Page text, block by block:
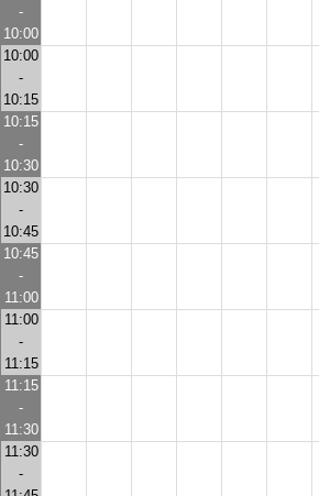
-
10:00
10:00
-
10:15
10:15
-
10:30
10:30
-
10:45
10:45
-
11:00
11:00
-
11:15
11:15
-
11:30
11:30
-